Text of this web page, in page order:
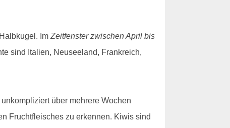
Im Zeitfenster zwischen April bis
sind Italien, Neuseeland, Frankreich,
über mehrere Wochen
Fruchtfleisches zu erkennen. Kiwis sind